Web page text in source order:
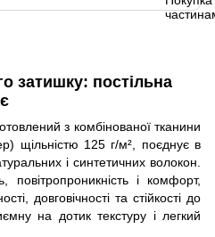
затишку: постільна
з комбінованої тканини
щільністю 125 г/м², поєднує в
і синтетичних волокон.
повітропроникність і комфорт,
довговічності та стійкості до
на дотик текстуру і легкий